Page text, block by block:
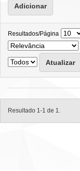
Resultados/Página
Resultado 1-1 de 1.